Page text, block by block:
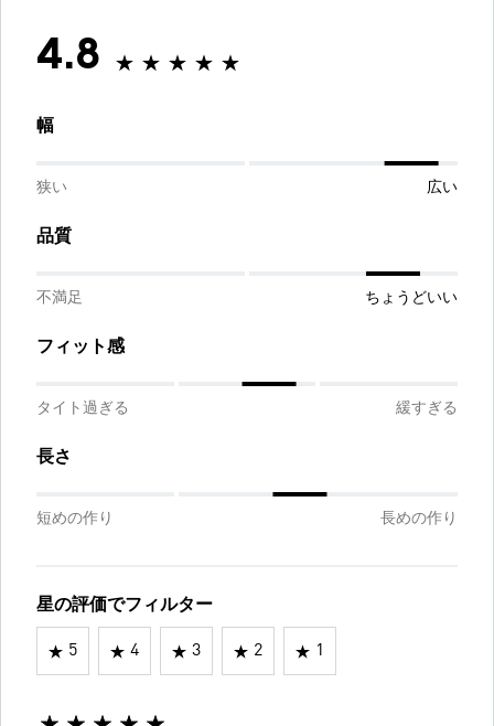
4.8
幅
狭い 広い
品質
不満足 ちょうどいい
フィット感
タイト過ぎる 緩すぎる
長さ
短めの作り 長めの作り
星の評価でフィルター
5 4 3 2 1